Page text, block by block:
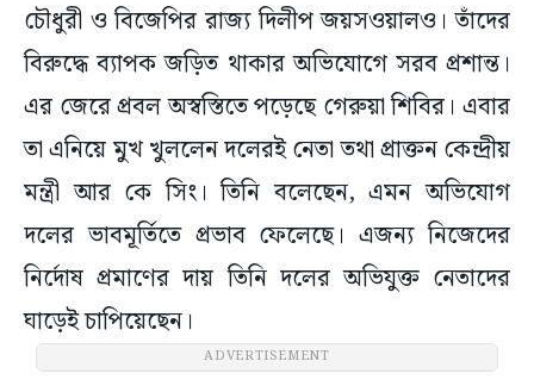
চৌধুরী ও বিজেপির রাজ্য দিলীপ জয়সওয়ালও। তাঁদের
বিরুদ্ধে ব্যাপক জড়িত থাকার অভিযোগে সরব প্রশান্ত।
এর জেরে প্রবল অস্বস্তিতে পড়েছে গেরুয়া শিবির। এবার
তা এনিয়ে মুখ খুললেন দলেরই নেতা তথা প্রাক্তন কেন্দ্রীয়
মন্ত্রী আর কে সিং। তিনি বলেছেন, এমন অভিযোগ
দলের ভাবমূর্তিতে প্রভাব ফেলেছে। এজন্য নিজেদের
নির্দোষ প্রমাণের দায় তিনি দলের অভিযুক্ত নেতাদের
ঘাড়েই চাপিয়েছেন।
ADVERTISEMENT